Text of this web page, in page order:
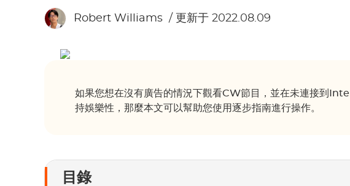
Robert Williams / 更新于 2022.08.09
如果您想在沒有廣告的情況下觀看CW節目，並在未連接到
持娛樂性，那麼本文可以幫助您使用逐步指南進行操作。
目錄